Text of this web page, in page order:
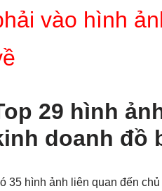
vào hình
29 hình
doanh đồ
35 hình ảnh liên quan đến